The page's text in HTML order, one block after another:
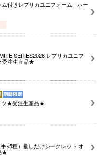
付きレプリカユニフォーム（ホー
SERIES2026 レプリカユニフ
受注生産品★
ツ★受注生産品★
手×5種）推しだけシークレット オ
★